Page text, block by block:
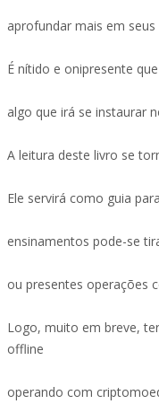
aprofundar mais em
É nítido e onipresente
algo que irá se instaurar
A leitura deste livro se
Ele servirá como guia
ensinamentos pode-se
ou presentes operações
Logo, muito em breve,
offline
operando com